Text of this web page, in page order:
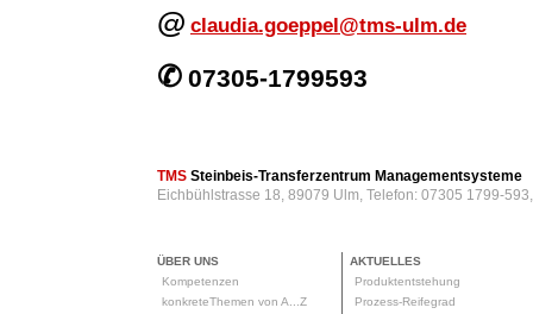
@ claudia.goeppel@tms-ulm.de
✆ 07305-1799593
TMS Steinbeis-Transferzentrum Managementsysteme
Eichbühlstrasse 18, 89079 Ulm, Telefon: 07305 1799-
ÜBER UNS
Kompetenzen
konkreteThemen von A...Z
AKTUELLES
Produktentstehung
Prozess-Reifegrad